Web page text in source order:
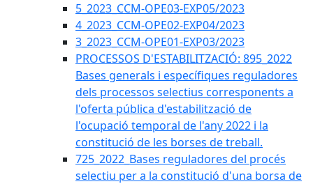
5_2023_CCM-OPE03-EXP05/2023
4_2023_CCM-OPE02-EXP04/2023
3_2023_CCM-OPE01-EXP03/2023
PROCESSOS D'ESTABILITZACIÓ: 895_2022
Bases generals i específiques reguladores
dels processos selectius corresponents a
l'oferta pública d'estabilització de
l'ocupació temporal de l'any 2022 i la
constitució de les borses de treball.
725_2022_Bases reguladores del procés
selectiu per a la constitució d'una borsa de